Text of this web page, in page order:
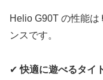
Helio G90T の性能は
ンスです。
✔快適に遊べるタイ